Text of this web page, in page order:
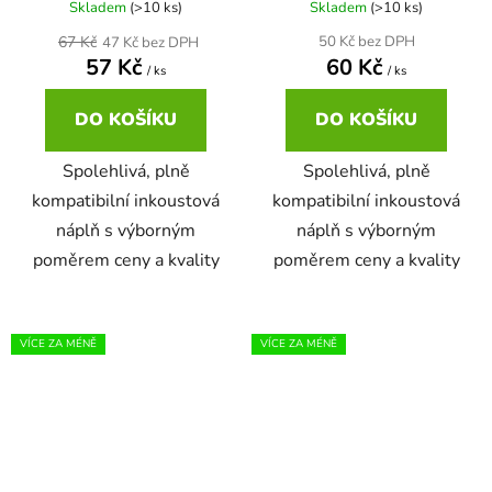
DCP-680CN
DCP-7010L
DCP-7020
zelená
žlutá
Brother DCP-167C
Brother DCP-185C
Brother DCP-195C
Brother DCP-310CN
Brother DCP-315CN
22ml
22ml černá, 3x16ml barvy
25ml
25ml černá, 3x16ml barvy
Skladem (>10 ks)
47 Kč bez DPH
57 Kč / ks
67 Kč
DO KOŠÍKU
Spolehlivá, plně
kompatibilní inkoustová
náplň s výborným
poměrem ceny a kvality
Skladem (>10 ks)
50 Kč bez DPH
60 Kč / ks
DO KOŠÍKU
Spolehlivá, plně
kompatibilní inkoustová
náplň s výborným
poměrem ceny a kvality
VÍCE ZA MÉNĚ VÍCE ZA MÉNĚ